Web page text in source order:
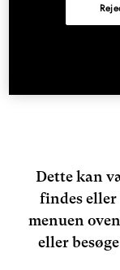
Dette kan
findes
menuen
eller